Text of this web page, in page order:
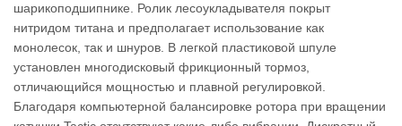
шарикоподшипнике. Ролик лесоукладывателя покрыт
нитридом титана и предполагает использование как
монолесок, так и шнуров. В легкой пластиковой шпуле
установлен многодисковый фрикционный тормоз,
отличающийся мощностью и плавной регулировкой.
Благодаря компьютерной балансировке ротора при вращении